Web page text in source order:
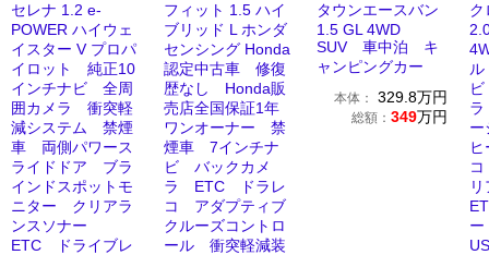
セレナ 1.2 e-
POWER ハイウェ
イスター V プロパ
イロット 純正10
インチナビ 全周
囲カメラ 衝突軽
減システム 禁煙
車 両側パワース
ライドドア ブラ
インドスポットモ
ニター クリアラ
ンスソナー
ETC ドライブレ
フィット 1.5 ハイ
ブリッド L ホンダ
センシング Honda
認定中古車 修復
歴なし Honda販
売店全国保証1年
ワンオーナー 禁
煙車 7インチナ
ビ バックカメ
ラ ETC ドラレ
コ アダプティブ
クルーズコントロ
ール 衝突軽減装
タウンエースバン
1.5 GL 4WD
SUV 車中泊 キ
ャンピングカー
本体： 329.8万円
総額： 349万円
ク